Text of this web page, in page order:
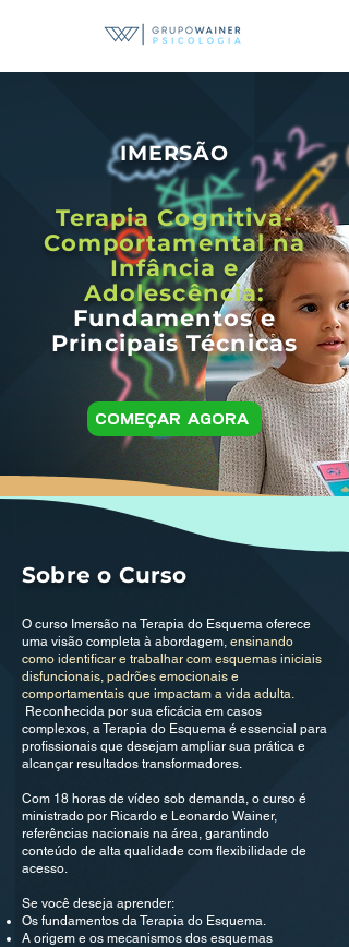
IMERSÃO
Terapia Cognitiva-
Comportamental na
Infância e
Adolescência:
Fundamentos e
Principais Técnicas
COMEÇAR AGORA
Sobre o Curso
O curso Imersão na Terapia do Esquema oferece
uma visão completa à abordagem, ensinando
como identificar e trabalhar com esquemas iniciais
disfuncionais, padrões emocionais e
comportamentais que impactam a vida adulta.
Reconhecida por sua eficácia em casos
complexos, a Terapia do Esquema é essencial para
profissionais que desejam ampliar sua prática e
alcançar resultados transformadores.
Com 18 horas de vídeo sob demanda, o curso é
ministrado por Ricardo e Leonardo Wainer,
referências nacionais na área, garantindo
conteúdo de alta qualidade com flexibilidade de
acesso.
Se você deseja aprender:
Os fundamentos da Terapia do Esquema.
A origem e os mecanismos dos esquemas